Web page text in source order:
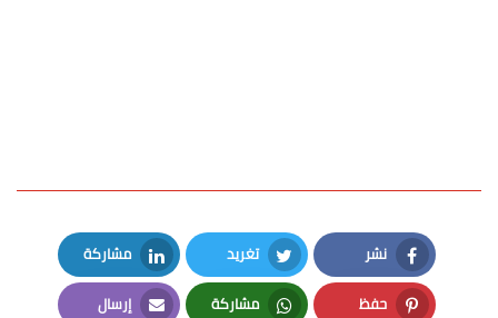
نشر
Facebook
تغريد
Twitter
مشاركة
LinkedIn
حفظ مشاركة إرسال